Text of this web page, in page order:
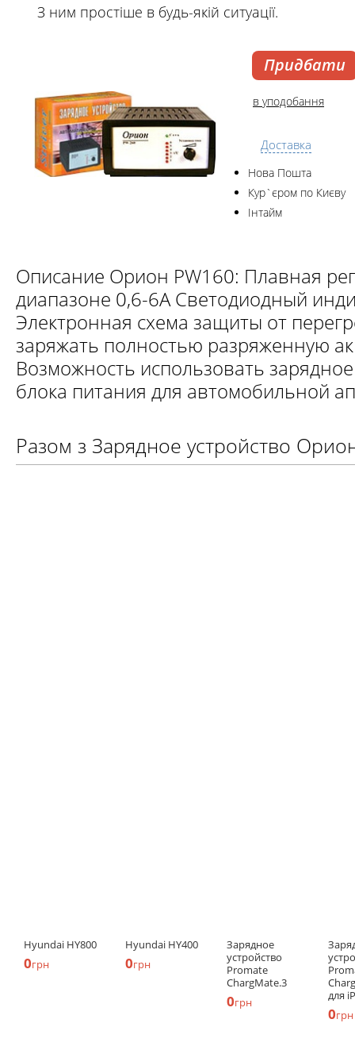
З ним простіше в будь-якій ситуації.
Придбати
в уподобання
Доставка
Нова Пошта
Кур`єром по Києву
Інтайм
Описание Орион PW160: Плавная
диапазоне 0,6-6А Светодиодный
Электронная схема защиты от
заряжать полностью разряженную
Возможность использовать
блока питания для автомобильной
Разом з Зарядное устройство
Hyundai HY800
0грн
Hyundai HY400
0грн
Зарядное
устройство
Promate
ChargMate.3
0грн
для
0грн